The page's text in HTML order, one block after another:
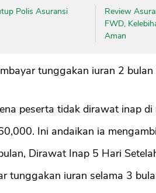
Polis Asuransi
Review
FWD,
Aman
tunggakan iuran 2
peserta tidak dirawat inap di
Ini andaikan ia
Dirawat Inap 5 Hari
tunggakan iuran selama 3